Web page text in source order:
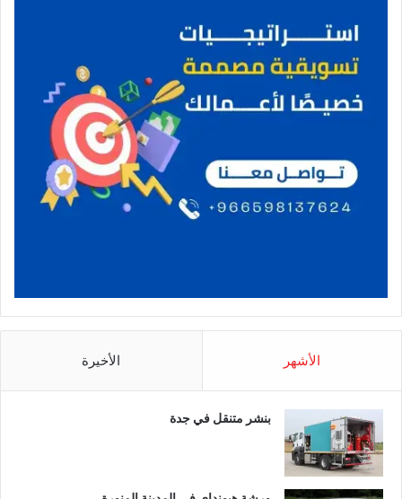
الأشهر الأخيرة
بنشر متنقل في جدة